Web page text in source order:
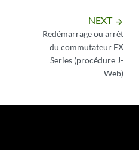
NEXT arrow_forward
Redémarrage ou arrêt
du commutateur EX
Series (procédure J-
Web)